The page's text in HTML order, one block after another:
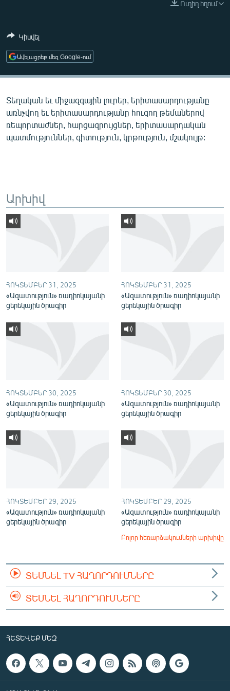
ՄԵԿՆԱԲԱՆՈՒԹՅՈՒՆ
ԿՈՐՈՆԱՎԻՐՈՒՍ
ԱՐԽԻՎ
ՏԵՍԱՆՅՈՒԹԵՐ
ՓՈԴՔԱՍԹ
Հայերեն
ՀԵՏԵՎԵՔ ՄԵԶ
Ուղիղ հղում
Կիսվել
Ավելացրեք մեզ Google-ում
Տեղական եւ միջազգային լուրեր, երիտասարդությանը
առնչվող եւ երիտասարդությանը հուզող թեմաներով
ռեպորտաժներ, հարցազրույցներ, երիտասարդական
պատմություններ, գիտություն, կրթություն, մշակույթ:
Արխիվ
ՀՈԿՏԵՄԲԵՐ 31, 2025
«Ազատություն» ռադիոկայանի
ցերեկային ծրագիր
ՀՈԿՏԵՄԲԵՐ 31, 2025
«Ազատություն» ռադիոկայանի
ցերեկային ծրագիր
ՀՈԿՏԵՄԲԵՐ 30, 2025
«Ազատություն» ռադիոկայանի
ցերեկային ծրագիր
ՀՈԿՏԵՄԲԵՐ 30, 2025
«Ազատություն» ռադիոկայանի
ցերեկային ծրագիր
ՀՈԿՏԵՄԲԵՐ 29, 2025
«Ազատություն» ռադիոկայանի
ցերեկային ծրագիր
ՀՈԿՏԵՄԲԵՐ 29, 2025
«Ազատություն» ռադիոկայանի
ցերեկային ծրագիր
Բոլոր հեռարձակումների արխիվը
ՏԵՍՆԵԼ TV ՀԱՂՈՐԴՈՒՄՆԵՐԸ
ՏԵՍՆԵԼ ՀԱՂՈՐԴՈՒՄՆԵՐԸ
ՀԵՏԵՎԵՔ ՄԵԶ